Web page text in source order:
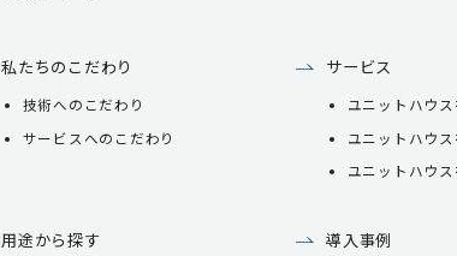
私たちのこだわり
技術へのこだわり
サービスへのこだわり
サービス
ユニットハウ
ユニットハウ
ユニットハウ
用途から探す 導入事例